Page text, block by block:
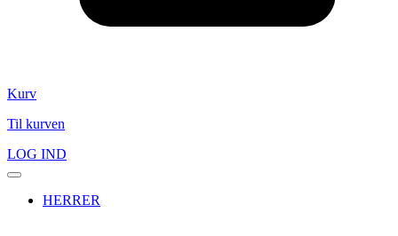
Kurv
Til kurven
LOG IND
HERRER